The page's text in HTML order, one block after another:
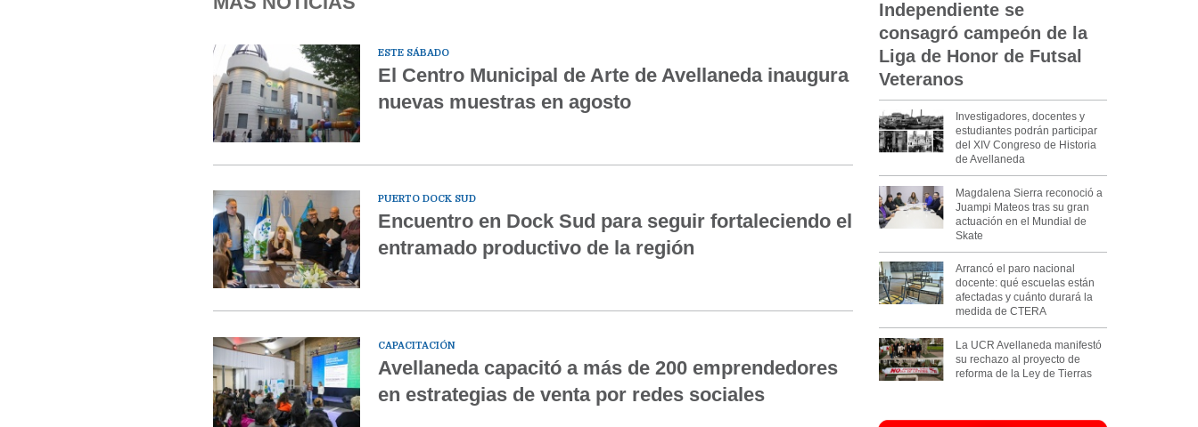
ESTE SÁBADO
El Centro Municipal de Arte de Avellaneda inaugura
nuevas muestras en agosto
PUERTO DOCK SUD
Encuentro en Dock Sud para seguir fortaleciendo el
entramado productivo de la región
CAPACITACIÓN
Avellaneda capacitó a más de 200 emprendedores
en estrategias de venta por redes sociales
Independiente se
consagró campeón de la
Liga de Honor de Futsal
Veteranos
Investigadores, docentes y
estudiantes podrán participar
del XIV Congreso de Historia
de Avellaneda
Magdalena Sierra reconoció a
Juampi Mateos tras su gran
actuación en el Mundial de
Skate
Arrancó el paro nacional
docente: qué escuelas están
afectadas y cuánto durará la
medida de CTERA
La UCR Avellaneda manifestó
su rechazo al proyecto de
reforma de la Ley de Tierras